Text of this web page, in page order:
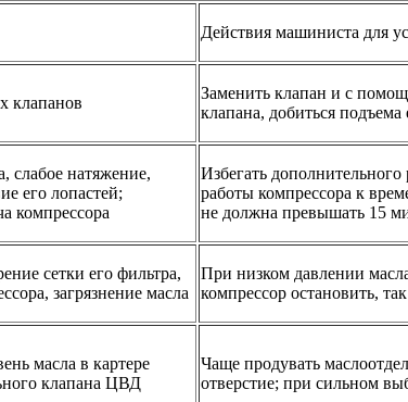
Действия машиниста для
клапанов
Заменить клапан и с
клапана, добиться
слабое натяжение,
его лопастей;
компрессора
Избегать
работы компрессора к
не должна превышать 15
сетки его фильтра,
загрязнение масла
При низком давлении
компрессор остановить,
масла в картере
клапана ЦВД
Чаще продувать
отверстие; при сильном